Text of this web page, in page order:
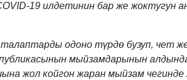
19 илдетинин бар же жоктугун
одоно түрдө бузуп, чет
мыйзамдарынын
жол койгон жаран мыйзам